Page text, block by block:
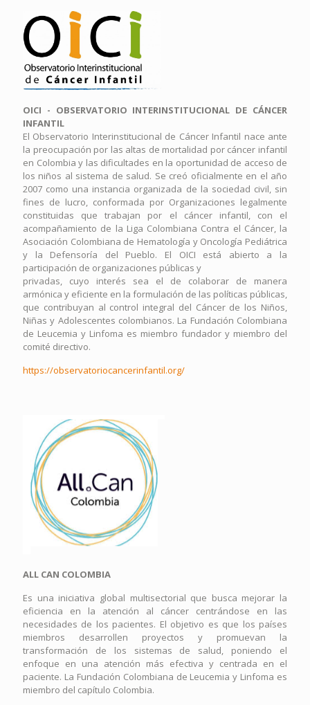
OICI - OBSERVATORIO INTERINSTITUCIONAL DE CÁNCER
INFANTIL
El Observatorio Interinstitucional de Cáncer Infantil nace ante
la preocupación por las altas de mortalidad por cáncer infantil
en Colombia y las dificultades en la oportunidad de acceso de
los niños al sistema de salud. Se creó oficialmente en el año
2007 como una instancia organizada de la sociedad civil, sin
fines de lucro, conformada por Organizaciones legalmente
constituidas que trabajan por el cáncer infantil, con el
acompañamiento de la Liga Colombiana Contra el Cáncer, la
Asociación Colombiana de Hematología y Oncología Pediátrica
y la Defensoría del Pueblo. El OICI está abierto a la
participación de organizaciones públicas y
privadas, cuyo interés sea el de colaborar de manera
armónica y eficiente en la formulación de las políticas públicas,
que contribuyan al control integral del Cáncer de los Niños,
Niñas y Adolescentes colombianos. La Fundación Colombiana
de Leucemia y Linfoma es miembro fundador y miembro del
comité directivo.
https://observatoriocancerinfantil.org/
ALL CAN COLOMBIA
Es una iniciativa global multisectorial que busca mejorar la
eficiencia en la atención al cáncer centrándose en las
necesidades de los pacientes. El objetivo es que los países
miembros desarrollen proyectos y promuevan la
transformación de los sistemas de salud, poniendo el
enfoque en una atención más efectiva y centrada en el
paciente. La Fundación Colombiana de Leucemia y Linfoma es
miembro del capítulo Colombia.